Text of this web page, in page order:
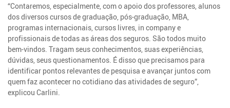
“Contaremos, especialmente, com o apoio dos professores, alunos
dos diversos cursos de graduação, pós-graduação, MBA,
programas internacionais, cursos livres, in company e
profissionais de todas as áreas dos seguros. São todos muito
bem-vindos. Tragam seus conhecimentos, suas experiências,
dúvidas, seus questionamentos. É disso que precisamos para
identificar pontos relevantes de pesquisa e avançar juntos com
quem faz acontecer no cotidiano das atividades de seguro”,
explicou Carlini.